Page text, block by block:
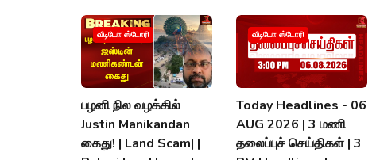
வீடியோ ஸ்டோரி
பழனி நில வழக்கில்
Justin Manikandan
கைது! | Land Scam| |
வீடியோ ஸ்டோரி
Today Headlines - 06
AUG 2026 | 3 மணி
தலைப்புச் செய்திகள் | 3